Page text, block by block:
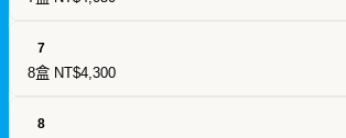
7
8盒 NT$4,300
8